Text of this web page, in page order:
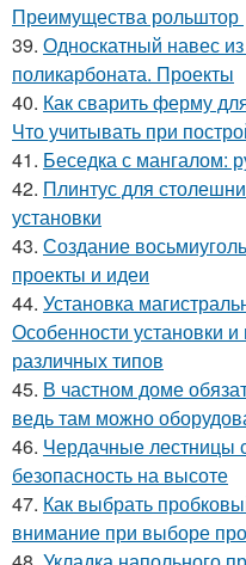
Преимущества рольштор
39. Односкатный навес
поликарбоната. Проекты
40. Как сварить ферму
Что учитывать при
41. Беседка с мангалом:
42. Плинтус для
установки
43. Создание
проекты и идеи
44. Установка
Особенности установки
различных типов
45. В частном доме
ведь там можно
46. Чердачные лестницы
безопасность на высоте
47. Как выбрать
внимание при выборе